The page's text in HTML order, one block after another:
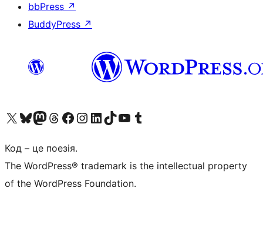
bbPress ↗
BuddyPress ↗
Visit our X (formerly Twitter) account
Visit our Bluesky account
Завітайте до нашої стрічки в Mastodon
Visit our Threads account
Завітайте на нашу сторінку в Facebook
Visit our Instagram account
Visit our LinkedIn account
Visit our TikTok account
Visit our YouTube channel
Visit our Tumblr account
Код – це поезія.
The WordPress® trademark is the intellectual property
of the WordPress Foundation.